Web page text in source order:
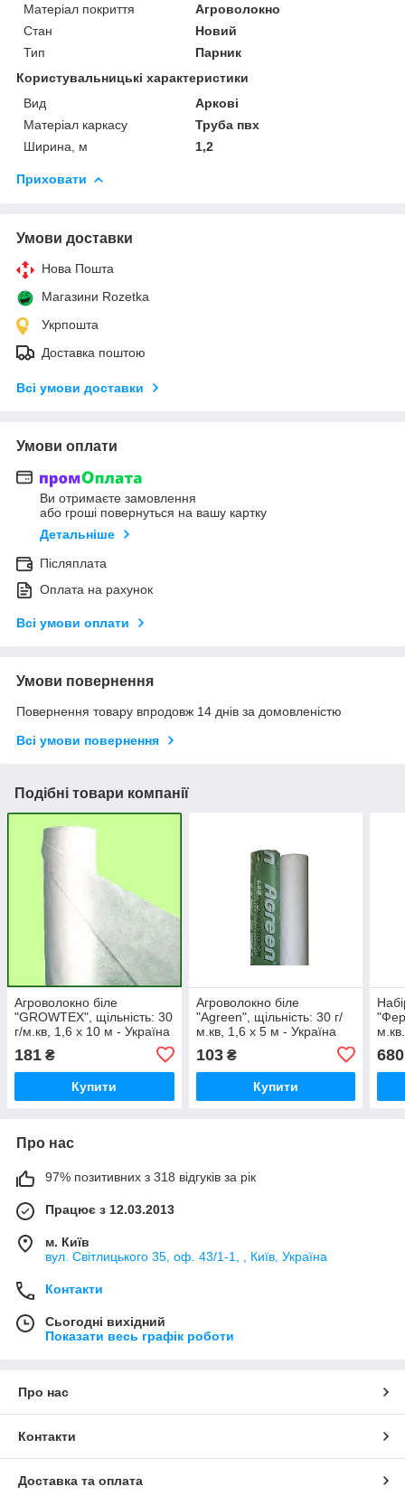
Матеріал покриття
Агроволокно
Стан
Новий
Тип
Парник
Користувальницькі характеристики
Вид
Аркові
Матеріал каркасу
Труба пвх
Ширина, м
1,2
Приховати
Умови доставки
Нова Пошта
Магазини Rozetka
Укрпошта
Доставка поштою
Всі умови доставки
Умови оплати
Ви отримаєте замовлення
або гроші повернуться на вашу картку
Детальніше
Післяплата
Оплата на рахунок
Всі умови оплати
Умови повернення
Повернення товару впродовж 14 днів за домовленістю
Всі умови повернення
Подібні товари компанії
Агроволокно біле
"GROWTEX", щільність: 30
г/м.кв, 1,6 х 10 м - Україна
181 ₴
Купити
Агроволокно біле
"Agreen", щільність: 30 г/
м.кв, 1,6 х 5 м - Україна
103₴
Купити
680
Про нас
97% позитивних з 318 відгуків за рік
Працює з 12.03.2013
м. Київ
вул. Світлицького 35, оф. 43/1-1, , Київ, Україна
Контакти
Сьогодні вихідний
Показати весь графік роботи
Про нас
Контакти
Доставка та оплата